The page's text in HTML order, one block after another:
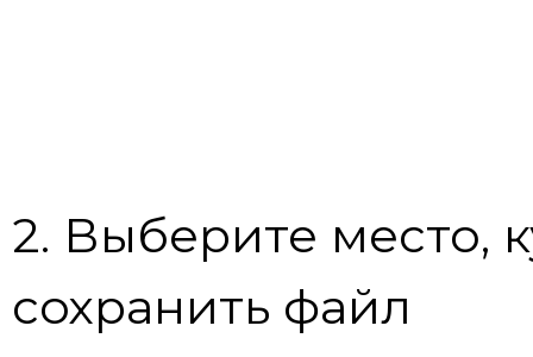
2. Выберите место,
сохранить файл